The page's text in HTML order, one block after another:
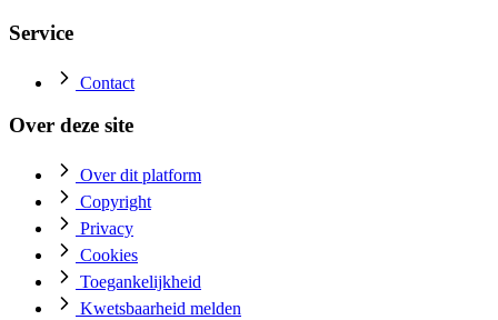
Service
Contact
Over deze site
Over dit platform
Copyright
Privacy
Cookies
Toegankelijkheid
Kwetsbaarheid melden